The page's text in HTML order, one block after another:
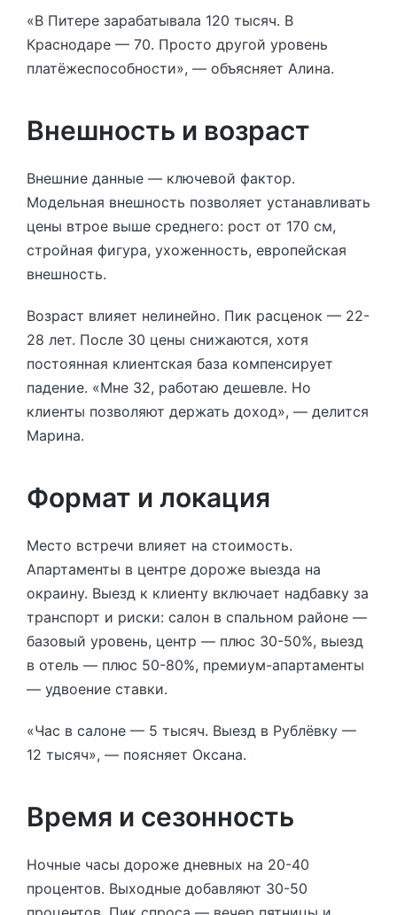
«В Питере зарабатывала 120 тысяч. В
Краснодаре — 70. Просто другой уровень
платёжеспособности», — объясняет Алина.
Внешность и возраст
Внешние данные — ключевой фактор.
Модельная внешность позволяет устанавливать
цены втрое выше среднего: рост от 170 см,
стройная фигура, ухоженность, европейская
внешность.
Возраст влияет нелинейно. Пик расценок — 22-
28 лет. После 30 цены снижаются, хотя
постоянная клиентская база компенсирует
падение. «Мне 32, работаю дешевле. Но
клиенты позволяют держать доход», — делится
Марина.
Формат и локация
Место встречи влияет на стоимость.
Апартаменты в центре дороже выезда на
окраину. Выезд к клиенту включает надбавку за
транспорт и риски: салон в спальном районе —
базовый уровень, центр — плюс 30-50%, выезд
в отель — плюс 50-80%, премиум-апартаменты
— удвоение ставки.
«Час в салоне — 5 тысяч. Выезд в Рублёвку —
12 тысяч», — поясняет Оксана.
Время и сезонность
Ночные часы дороже дневных на 20-40
процентов. Выходные добавляют 30-50